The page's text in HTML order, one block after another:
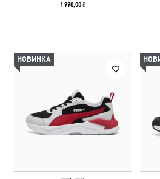
1 990,00 ₴
НОВИНКА